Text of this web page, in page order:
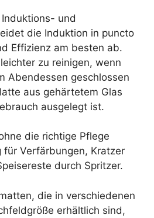
und
die Induktion in puncto
Effizienz am besten ab.
zu reinigen, wenn
Abendessen geschlossen
aus gehärtetem Glas
ausgelegt ist.
die richtige Pflege
für Verfärbungen, Kratzer
durch Spritzer.
die in verschiedenen
erhältlich sind,